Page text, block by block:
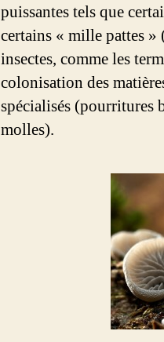
puissantes tels que
certains « mille pattes »
insectes, comme les
colonisation des
spécialisés (pourritures
molles).